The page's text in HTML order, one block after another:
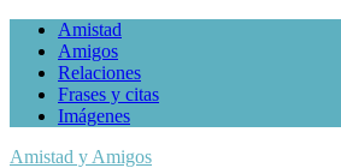
Amistad
Amigos
Relaciones
Frases y citas
Imágenes
Amistad y Amigos